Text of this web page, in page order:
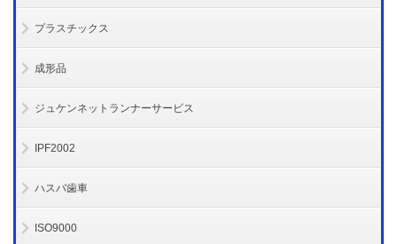
プラスチックス
成形品
ジュケンネットランナーサービス
IPF2002
ハスバ歯車
ISO9000